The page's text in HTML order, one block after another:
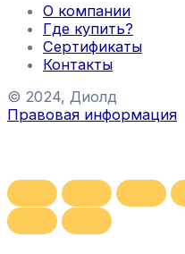
О компании
Где купить?
Сертификаты
Контакты
© 2024, Диолд
Правовая информация